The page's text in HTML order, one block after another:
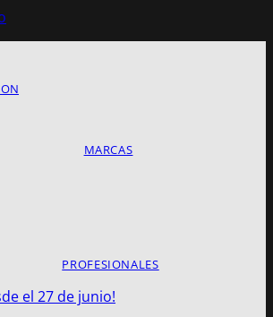
MARCAS
PROFESIONALES
el 27 de junio!